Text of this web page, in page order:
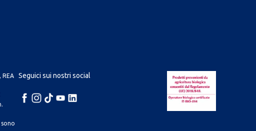
Seguici sui nostri social